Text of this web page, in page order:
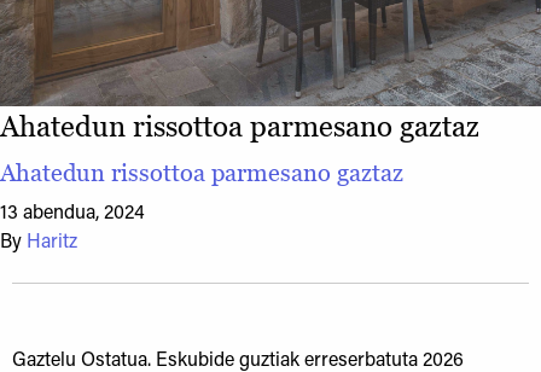
Ahatedun rissottoa parmesano gaztaz
Ahatedun rissottoa parmesano gaztaz
13 abendua, 2024
By Haritz
Gaztelu Ostatua. Eskubide guztiak erreserbatuta 2026